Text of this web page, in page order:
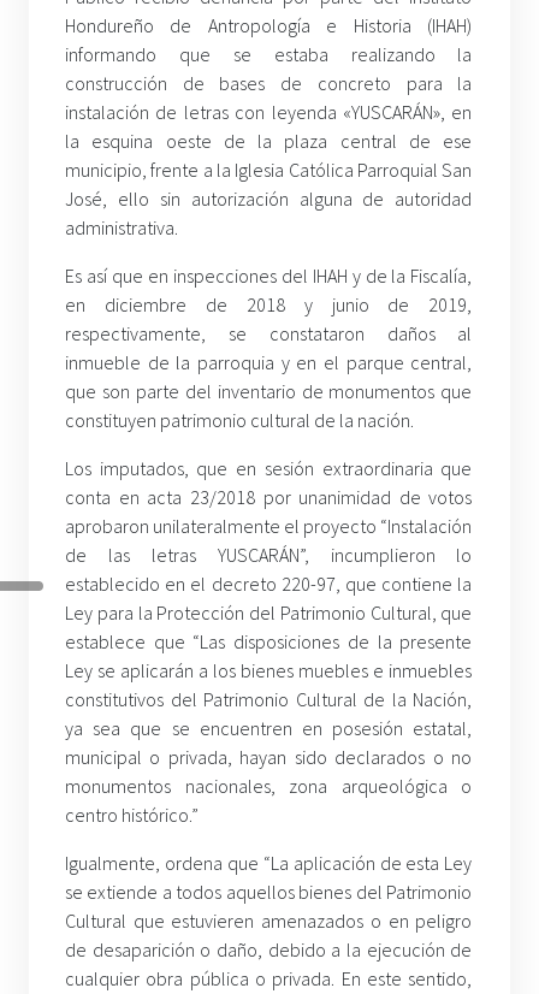
Hondureño de Antropología e Historia (IHAH)
informando que se estaba realizando la
construcción de bases de concreto para la
instalación de letras con leyenda «YUSCARÁN», en
la esquina oeste de la plaza central de ese
municipio, frente a la Iglesia Católica Parroquial San
José, ello sin autorización alguna de autoridad
administrativa.
Es así que en inspecciones del IHAH y de la Fiscalía,
en diciembre de 2018 y junio de 2019,
respectivamente, se constataron daños al
inmueble de la parroquia y en el parque central,
que son parte del inventario de monumentos que
constituyen patrimonio cultural de la nación.
Los imputados, que en sesión extraordinaria que
conta en acta 23/2018 por unanimidad de votos
aprobaron unilateralmente el proyecto “Instalación
de las letras YUSCARÁN”, incumplieron lo
establecido en el decreto 220-97, que contiene la
Ley para la Protección del Patrimonio Cultural, que
establece que “Las disposiciones de la presente
Ley se aplicarán a los bienes muebles e inmuebles
constitutivos del Patrimonio Cultural de la Nación,
ya sea que se encuentren en posesión estatal,
municipal o privada, hayan sido declarados o no
monumentos nacionales, zona arqueológica o
centro histórico.”
Igualmente, ordena que “La aplicación de esta Ley
se extiende a todos aquellos bienes del Patrimonio
Cultural que estuvieren amenazados o en peligro
de desaparición o daño, debido a la ejecución de
cualquier obra pública o privada. En este sentido,